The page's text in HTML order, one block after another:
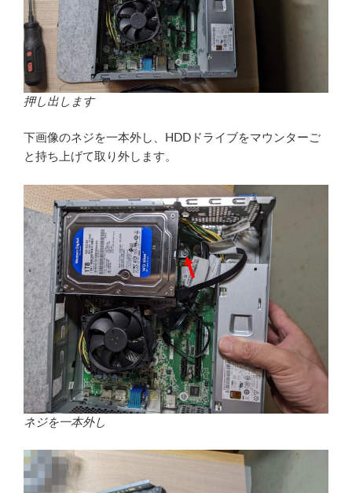
押し出します
下画像のネジを一本外し、HDDドライブをマウンターご
と持ち上げて取り外します。
ネジを一本外し